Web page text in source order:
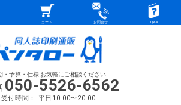
カート お問合せ Q&A
・予算・仕様 お気軽にご相談ください
050-5526-6562
受付時間： 平日10:00〜20:00